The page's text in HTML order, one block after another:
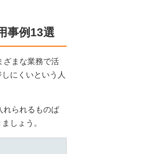
事例13選
ざまな業務で活
にくいという人
れられるものば
しょう。